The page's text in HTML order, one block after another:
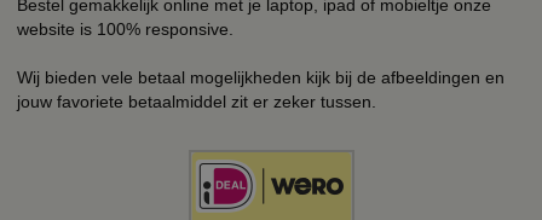
Bestel gemakkelijk online met je laptop, ipad of mobieltje onze
website is 100% responsive.
Wij bieden vele betaal mogelijkheden kijk bij de afbeeldingen en
jouw favoriete betaalmiddel zit er zeker tussen.